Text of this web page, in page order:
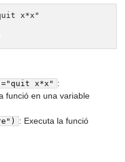
x*x"
x*x" :
funció en una variable
: Executa la funció